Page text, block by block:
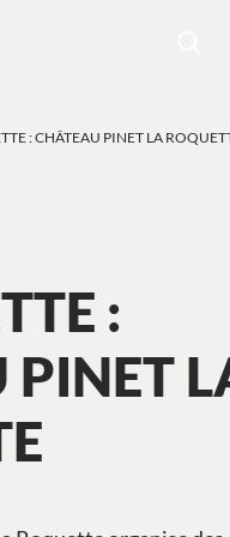
: CHÂTEAU PINET LA
:
PINET